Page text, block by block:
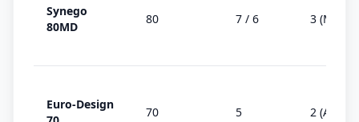
Synego
80MD
80 7 / 6 3 (MD)
Euro-Design
70 5 2 (AD)